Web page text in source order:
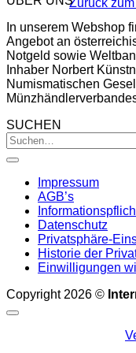
Zurück
In unserem Webshop
Angebot an
Notgeld sowie
Inhaber Norbert
Numismatischen
SUCHEN
Impressum
AGB’s
Datenschutz
Privatsphäre-
Historie der
Einwilligungen
Copyright 2026 ©